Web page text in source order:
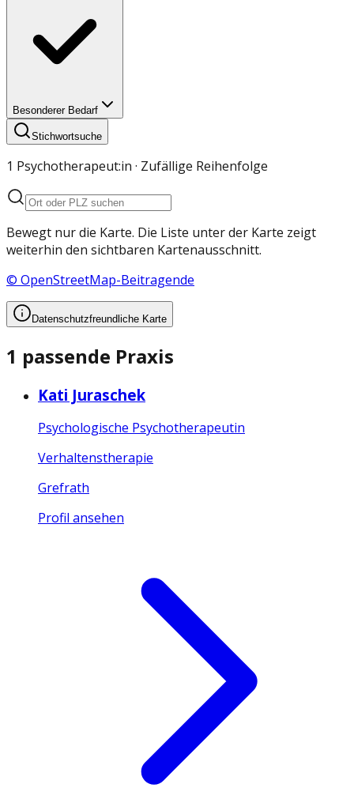
Besonderer Bedarf
Stichwortsuche
1 Psychotherapeut:in · Zufällige Reihenfolge
Bewegt nur die Karte. Die Liste unter der Karte zeigt
weiterhin den sichtbaren Kartenausschnitt.
© OpenStreetMap-Beitragende
Datenschutzfreundliche Karte
1 passende Praxis
Kati Juraschek
Psychologische Psychotherapeutin
Verhaltenstherapie
Grefrath
Profil ansehen